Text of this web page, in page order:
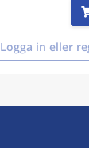
Logga in eller